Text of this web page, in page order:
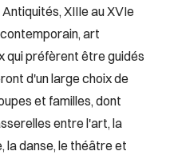
XIIIe au XVIe
art
qui préfèrent être guidés
d'un large choix de
et familles, dont
entre l'art, la
la danse, le théâtre et